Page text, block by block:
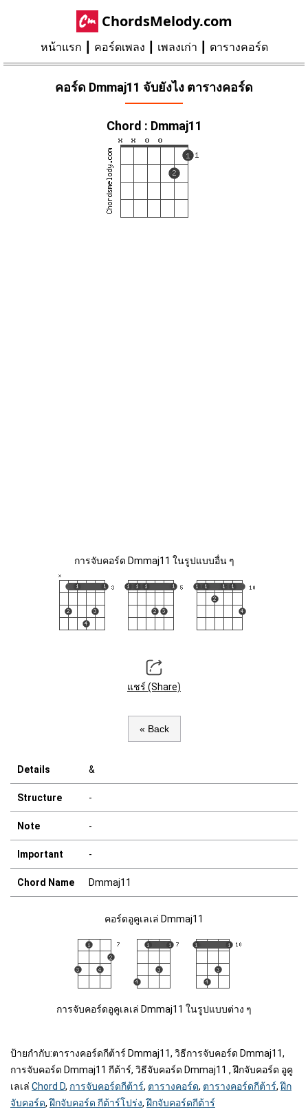
ChordsMelody.com
หน้าแรก คอร์ดเพลง เพลงเก่า ตารางคอร์ด
คอร์ด Dmmaj11 จับยังไง ตารางคอร์ด
Chord : Dmmaj11
การจับคอร์ด Dmmaj11 ในรูปแบบอื่น ๆ
แชร์ (Share)
« Back
Details &
Structure -
Note -
Important -
Chord Name Dmmaj11
คอร์ดอูคูเลเล่ Dmmaj11
การจับคอร์ดอูคูเลเล่ Dmmaj11 ในรูปแบบต่าง ๆ
ป้ายกำกับ:ตารางคอร์ดกีต้าร์ Dmmaj11, วิธีการจับคอร์ด Dmmaj11,
การจับคอร์ด Dmmaj11 กีต้าร์, วิธีจับคอร์ด Dmmaj11 , ฝึกจับคอร์ด อูคู
เลเล่ Chord D, การจับคอร์ดกีต้าร์, ตารางคอร์ด, ตารางคอร์ดกีต้าร์,ฝึก
จับคอร์ด,ฝึกจับคอร์ด กีต้าร์โปร่ง,ฝึกจับคอร์ดกีต้าร์